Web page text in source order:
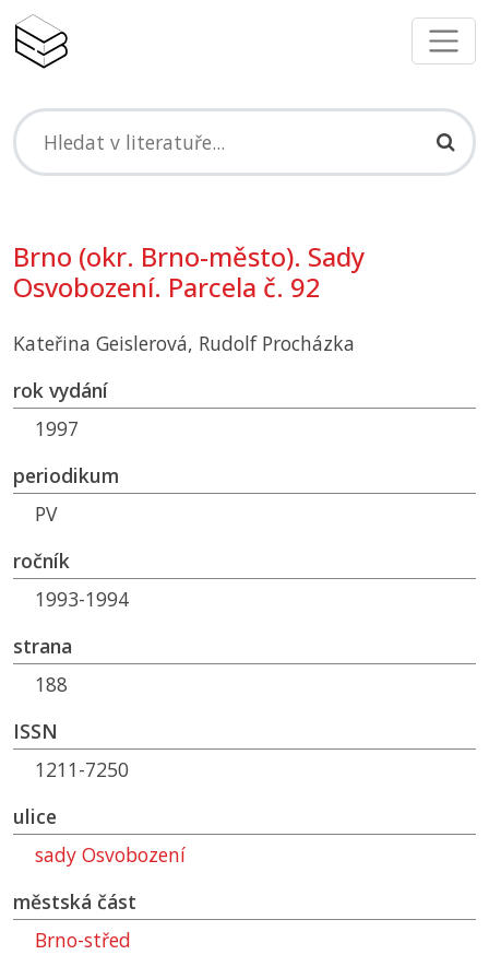
Brno (okr. Brno-město). Sady
Osvobození. Parcela č. 92
Kateřina Geislerová, Rudolf Procházka
rok vydání
1997
periodikum
PV
ročník
1993-1994
strana
188
ISSN
1211-7250
ulice
sady Osvobození
městská část
Brno-střed